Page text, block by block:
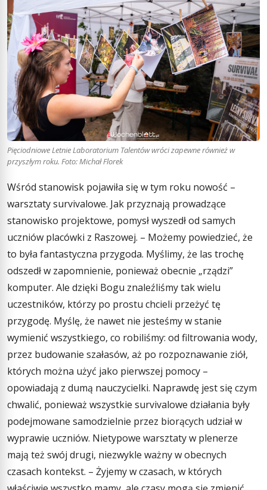
Pięciodniowe Letnie Laboratorium Talentów wróci zapewne również w
przyszłym roku. Foto: Michał Florek
Wśród stanowisk pojawiła się w tym roku nowość –
warsztaty survivalowe. Jak przyznają prowadzące
stanowisko projektowe, pomysł wyszedł od samych
uczniów placówki z Raszowej. – Możemy powiedzieć, że
to była fantastyczna przygoda. Myślimy, że las trochę
odszedł w zapomnienie, ponieważ obecnie „rządzi”
komputer. Ale dzięki Bogu znaleźliśmy tak wielu
uczestników, którzy po prostu chcieli przeżyć tę
przygodę. Myślę, że nawet nie jesteśmy w stanie
wymienić wszystkiego, co robiliśmy: od filtrowania wody,
przez budowanie szałasów, aż po rozpoznawanie ziół,
których można użyć jako pierwszej pomocy –
opowiadają z dumą nauczycielki. Naprawdę jest się czym
chwalić, ponieważ wszystkie survivalowe działania były
podejmowane samodzielnie przez biorących udział w
wyprawie uczniów. Nietypowe warsztaty w plenerze
mają też swój drugi, niezwykle ważny w obecnych
czasach kontekst. – Żyjemy w czasach, w których